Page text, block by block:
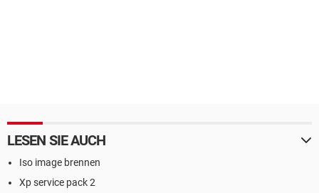
LESEN SIE AUCH
Iso image brennen
Xp service pack 2